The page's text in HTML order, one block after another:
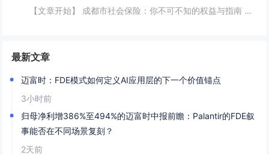
【文章开始】 成都市社会保险：你不可不知的权益与指南 你有没有算过一笔账？每个月工资条上“五险一金”那栏，总要扣掉好几百甚至上千块。这些钱到底去哪了？跟我有什么关系？尤其是生活在成都，这座飞速发展的城市里，社保这东西，感觉离我们很远，但实...
最新文章
迈富时：FDE模式如何定义AI应用层的下一个价值锚点
3小时前
归母净利增386%至494%的迈富时中报前瞻：Palantir的FDE叙
事能否在不同场景复刻？
2天前